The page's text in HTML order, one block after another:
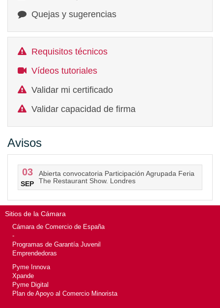
Quejas y sugerencias
Requisitos técnicos
Vídeos tutoriales
Validar mi certificado
Validar capacidad de firma
Avisos
03
SEP
Abierta convocatoria Participación Agrupada Feria
The Restaurant Show. Londres
Sitios de la Cámara
Cámara de Comercio de España
-
Programas de Garantía Juvenil
Emprendedoras
Pyme Innova
Xpande
Pyme Digital
Plan de Apoyo al Comercio Minorista